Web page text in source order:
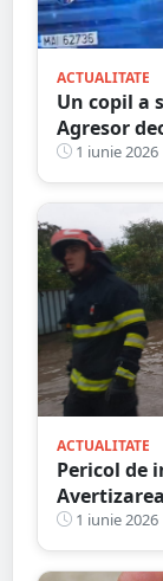
ACTUALITATE
Un copil a
Agresor
1 iunie 2026
ACTUALITATE
Pericol de
1 iunie 2026